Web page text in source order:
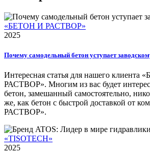
«БЕТОН И РАСТВОР»
2025
Почему самодельный бетон уступает
Интересная статья для нашего клиента
РАСТВОР». Многим из вас будет
бетон, замешанный самостоятельно,
же, как бетон с быстрой доставкой от
РАСТВОР».
«TISOTECH»
2025